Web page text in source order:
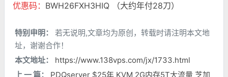
优惠码： BWH26FXH3HIQ （大约年付28刀）
特别申明：
若无说明,文章均为原创，转载时请注明本文地
址，谢谢合作！
本文地址：
https://www.138vps.com/jx/1733.html
上 一 篇：
PDQserver $25年 KVM 2G内存5T大流量 芝加